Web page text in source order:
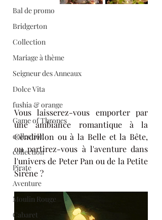
Bal de promo
Bridgerton
Collection
Mariage à thème
Seigneur des Anneaux
Dolce Vita
fushia & orange
Game of Thrones
collection
collection
Pirate
Aventure
Moulin Rouge
Cabaret
Vous laisserez-vous emporter par
une ambiance romantique à la
Cendrillon ou à la Belle et la Bête,
ou partirez-vous à l'aventure dans
l'univers de Peter Pan ou de la Petite
Sirène ?